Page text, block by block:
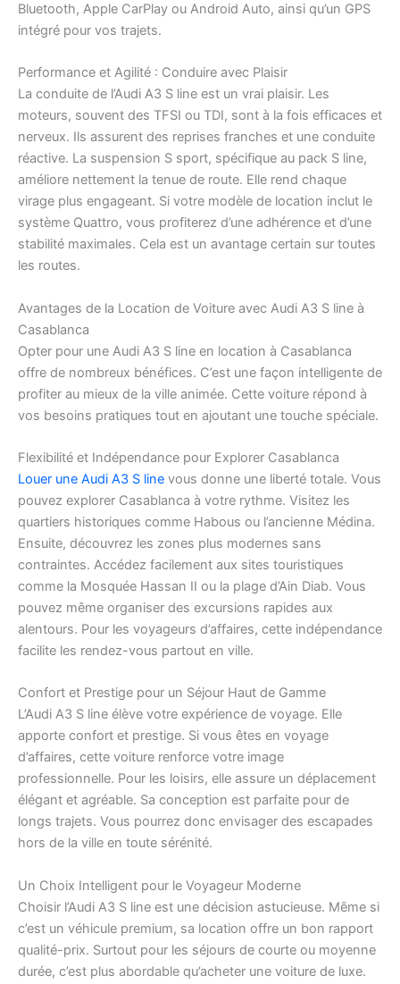
Bluetooth, Apple CarPlay ou Android Auto, ainsi qu’un GPS
intégré pour vos trajets.
Performance et Agilité : Conduire avec Plaisir
La conduite de l’Audi A3 S line est un vrai plaisir. Les
moteurs, souvent des TFSI ou TDI, sont à la fois efficaces et
nerveux. Ils assurent des reprises franches et une conduite
réactive. La suspension S sport, spécifique au pack S line,
améliore nettement la tenue de route. Elle rend chaque
virage plus engageant. Si votre modèle de location inclut le
système Quattro, vous profiterez d’une adhérence et d’une
stabilité maximales. Cela est un avantage certain sur toutes
les routes.
Avantages de la Location de Voiture avec Audi A3 S line à
Casablanca
Opter pour une Audi A3 S line en location à Casablanca
offre de nombreux bénéfices. C’est une façon intelligente de
profiter au mieux de la ville animée. Cette voiture répond à
vos besoins pratiques tout en ajoutant une touche spéciale.
Flexibilité et Indépendance pour Explorer Casablanca
Louer une Audi A3 S line vous donne une liberté totale. Vous
pouvez explorer Casablanca à votre rythme. Visitez les
quartiers historiques comme Habous ou l’ancienne Médina.
Ensuite, découvrez les zones plus modernes sans
contraintes. Accédez facilement aux sites touristiques
comme la Mosquée Hassan II ou la plage d’Ain Diab. Vous
pouvez même organiser des excursions rapides aux
alentours. Pour les voyageurs d’affaires, cette indépendance
facilite les rendez-vous partout en ville.
Confort et Prestige pour un Séjour Haut de Gamme
L’Audi A3 S line élève votre expérience de voyage. Elle
apporte confort et prestige. Si vous êtes en voyage
d’affaires, cette voiture renforce votre image
professionnelle. Pour les loisirs, elle assure un déplacement
élégant et agréable. Sa conception est parfaite pour de
longs trajets. Vous pourrez donc envisager des escapades
hors de la ville en toute sérénité.
Un Choix Intelligent pour le Voyageur Moderne
Choisir l’Audi A3 S line est une décision astucieuse. Même si
c’est un véhicule premium, sa location offre un bon rapport
qualité-prix. Surtout pour les séjours de courte ou moyenne
durée, c’est plus abordable qu’acheter une voiture de luxe.